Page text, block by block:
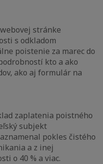
stránke
s odkladom
poistenie za marec do
kto a ako
ako aj formulár na
zaplatenia poistného
subjekt
pokles čistého
a z inej
o 40 % a viac.